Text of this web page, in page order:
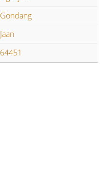
Gondang
Jaan
64451